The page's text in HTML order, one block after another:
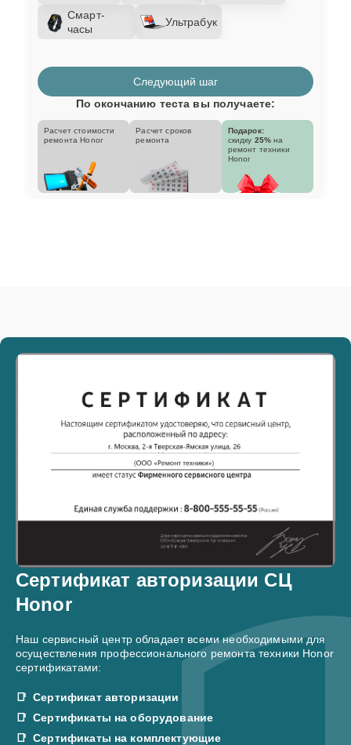
Смарт-
часы
Ультрабук
Следующий шаг
По окончанию теста вы получаете:
Расчет стоимости
ремонта Honor
Расчет сроков
ремонта
Подарок:
скидку 25% на
ремонт техники
Honor
Сертификат авторизации СЦ
Honor
Наш сервисный центр обладает всеми необходимыми для
осуществления профессионального ремонта техники Honor
сертификатами:
Сертификат авторизации
Сертификаты на оборудование
Сертификаты на комплектующие